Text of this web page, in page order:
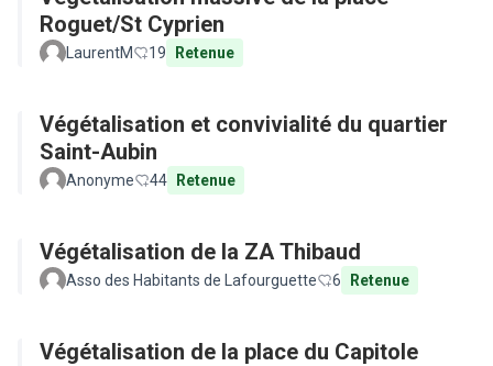
Roguet/St Cyprien
LaurentM 19 Retenue
Végétalisation et convivialité du quartier
Saint-Aubin
Anonyme 44 Retenue
Végétalisation de la ZA Thibaud
Asso des Habitants de Lafourguette 6 Retenue
Végétalisation de la place du Capitole